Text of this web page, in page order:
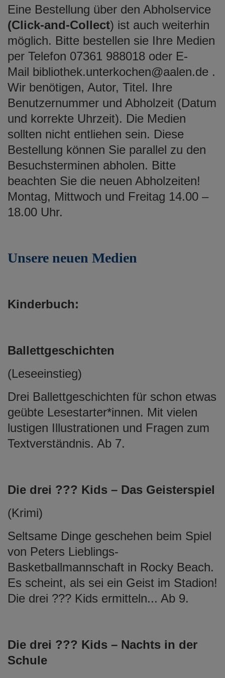
Eine Bestellung über den Abholservice
(Click-and-Collect) ist auch weiterhin
möglich. Bitte bestellen sie Ihre Medien
per Telefon 07361 988018 oder E-
Mail bibliothek.unterkochen@aalen.de .
Wir benötigen, Autor, Titel. Ihre
Benutzernummer und Abholzeit (Datum
und korrekte Uhrzeit). Die Medien
sollten nicht entliehen sein. Diese
Bestellung können Sie parallel zu den
Besuchsterminen abholen. Bitte
beachten Sie die neuen Abholzeiten!
Montag, Mittwoch und Freitag 14.00 –
18.00 Uhr.
Unsere neuen Medien
Kinderbuch:
Ballettgeschichten
(Leseeinstieg)
Drei Ballettgeschichten für schon etwas
geübte Lesestarter*innen. Mit vielen
lustigen Illustrationen und Fragen zum
Textverständnis. Ab 7.
Die drei ??? Kids – Das Geisterspiel
(Krimi)
Seltsame Dinge geschehen beim Spiel
von Peters Lieblings-
Basketballmannschaft in Rocky Beach.
Es scheint, als sei ein Geist im Stadion!
Die drei ??? Kids ermitteln... Ab 9.
Die drei ??? Kids – Nachts in der
Schule